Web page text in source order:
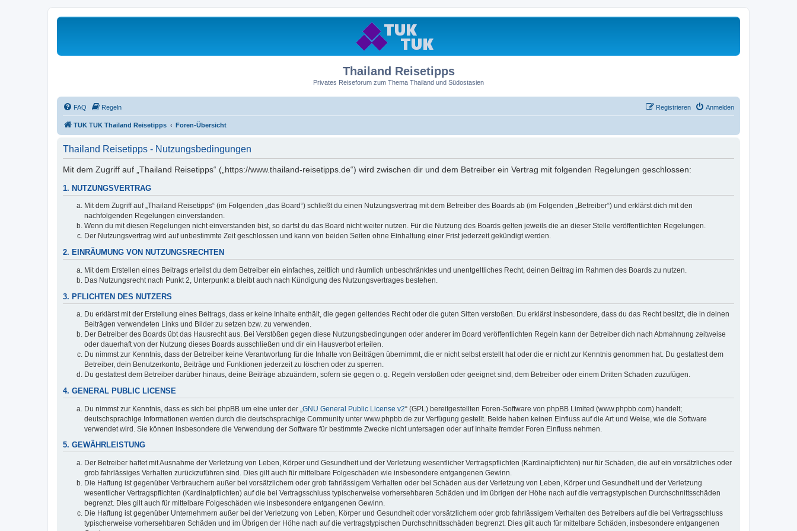
Thailand Reisetipps
Privates Reiseforum zum Thema Thailand und Südostasien
FAQ Regeln Anmelden
Registrieren
TUK TUK Thailand Reisetipps Foren-Übersicht
Thailand Reisetipps - Nutzungsbedingungen
Mit dem Zugriff auf „Thailand Reisetipps“ („https://www.thailand-reisetipps.de“) wird zwischen dir und dem Betreiber ein Vertrag mit folgenden Regelungen geschlossen:
1. NUTZUNGSVERTRAG
Mit dem Zugriff auf „Thailand Reisetipps“ (im Folgenden „das Board“) schließt du einen Nutzungsvertrag mit dem Betreiber des Boards ab (im Folgenden „Betreiber“) und erklärst dich mit den
nachfolgenden Regelungen einverstanden.
Wenn du mit diesen Regelungen nicht einverstanden bist, so darfst du das Board nicht weiter nutzen. Für die Nutzung des Boards gelten jeweils die an dieser Stelle veröffentlichten Regelungen.
Der Nutzungsvertrag wird auf unbestimmte Zeit geschlossen und kann von beiden Seiten ohne Einhaltung einer Frist jederzeit gekündigt werden.
2. EINRÄUMUNG VON NUTZUNGSRECHTEN
Mit dem Erstellen eines Beitrags erteilst du dem Betreiber ein einfaches, zeitlich und räumlich unbeschränktes und unentgeltliches Recht, deinen Beitrag im Rahmen des Boards zu nutzen.
Das Nutzungsrecht nach Punkt 2, Unterpunkt a bleibt auch nach Kündigung des Nutzungsvertrages bestehen.
3. PFLICHTEN DES NUTZERS
Du erklärst mit der Erstellung eines Beitrags, dass er keine Inhalte enthält, die gegen geltendes Recht oder die guten Sitten verstoßen. Du erklärst insbesondere, dass du das Recht besitzt, die in deinen
Beiträgen verwendeten Links und Bilder zu setzen bzw. zu verwenden.
Der Betreiber des Boards übt das Hausrecht aus. Bei Verstößen gegen diese Nutzungsbedingungen oder anderer im Board veröffentlichten Regeln kann der Betreiber dich nach Abmahnung zeitweise
oder dauerhaft von der Nutzung dieses Boards ausschließen und dir ein Hausverbot erteilen.
Du nimmst zur Kenntnis, dass der Betreiber keine Verantwortung für die Inhalte von Beiträgen übernimmt, die er nicht selbst erstellt hat oder die er nicht zur Kenntnis genommen hat. Du gestattest dem
Betreiber, dein Benutzerkonto, Beiträge und Funktionen jederzeit zu löschen oder zu sperren.
Du gestattest dem Betreiber darüber hinaus, deine Beiträge abzuändern, sofern sie gegen o. g. Regeln verstoßen oder geeignet sind, dem Betreiber oder einem Dritten Schaden zuzufügen.
4. GENERAL PUBLIC LICENSE
Du nimmst zur Kenntnis, dass es sich bei phpBB um eine unter der „ GNU General Public License v2“ (GPL) bereitgestellten Foren-Software von phpBB Limited (www.phpbb.com) handelt;
deutschsprachige Informationen werden durch die deutschsprachige Community unter www.phpbb.de zur Verfügung gestellt. Beide haben keinen Einfluss auf die Art und Weise, wie die Software
verwendet wird. Sie können insbesondere die Verwendung der Software für bestimmte Zwecke nicht untersagen oder auf Inhalte fremder Foren Einfluss nehmen.
5. GEWÄHRLEISTUNG
Der Betreiber haftet mit Ausnahme der Verletzung von Leben, Körper und Gesundheit und der Verletzung wesentlicher Vertragspflichten (Kardinalpflichten) nur für Schäden, die auf ein vorsätzliches oder
grob fahrlässiges Verhalten zurückzuführen sind. Dies gilt auch für mittelbare Folgeschäden wie insbesondere entgangenen Gewinn.
Die Haftung ist gegenüber Verbrauchern außer bei vorsätzlichem oder grob fahrlässigem Verhalten oder bei Schäden aus der Verletzung von Leben, Körper und Gesundheit und der Verletzung
wesentlicher Vertragspflichten (Kardinalpflichten) auf die bei Vertragsschluss typischerweise vorhersehbaren Schäden und im übrigen der Höhe nach auf die vertragstypischen Durchschnittsschäden
begrenzt. Dies gilt auch für mittelbare Folgeschäden wie insbesondere entgangenen Gewinn.
Die Haftung ist gegenüber Unternehmern außer bei der Verletzung von Leben, Körper und Gesundheit oder vorsätzlichem oder grob fahrlässigem Verhalten des Betreibers auf die bei Vertragsschluss
typischerweise vorhersehbaren Schäden und im Übrigen der Höhe nach auf die vertragstypischen Durchschnittsschäden begrenzt. Dies gilt auch für mittelbare Schäden, insbesondere entgangenen